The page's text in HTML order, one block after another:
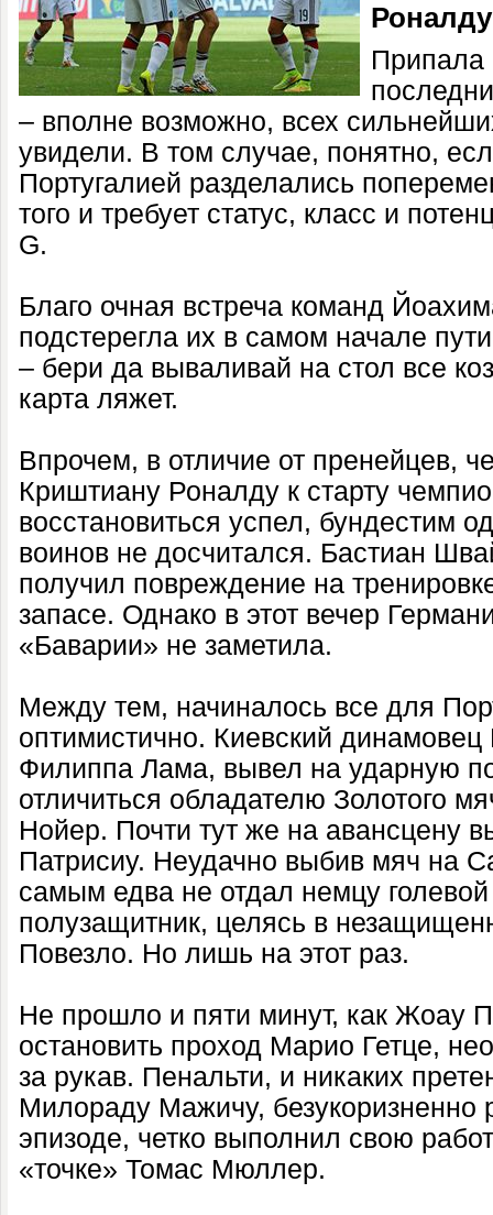
Припала
– вполне возможно, всех
увидели. В том случае, понятно,
Португалией разделались
того и требует статус, класс и
G.
Благо очная встреча команд
подстерегла их в самом начале
– бери да вываливай на стол все
карта ляжет.
Впрочем, в отличие от пренейцев,
Криштиану Роналду к старту
восстановиться успел, бундестим
воинов не досчитался. Бастиан
получил повреждение на
запасе. Однако в этот вечер
«Баварии» не заметила.
Между тем, начиналось все для
оптимистично. Киевский
Филиппа Лама, вывел на ударную
отличиться обладателю Золотого
Нойер. Почти тут же на авансцену
Патрисиу. Неудачно выбив мяч на
самым едва не отдал немцу
полузащитник, целясь в
Повезло. Но лишь на этот раз.
Не прошло и пяти минут, как Жоау
остановить проход Марио Гетце,
за рукав. Пенальти, и никаких
Милораду Мажичу, безукоризненно
эпизоде, четко выполнил свою
«точке» Томас Мюллер.